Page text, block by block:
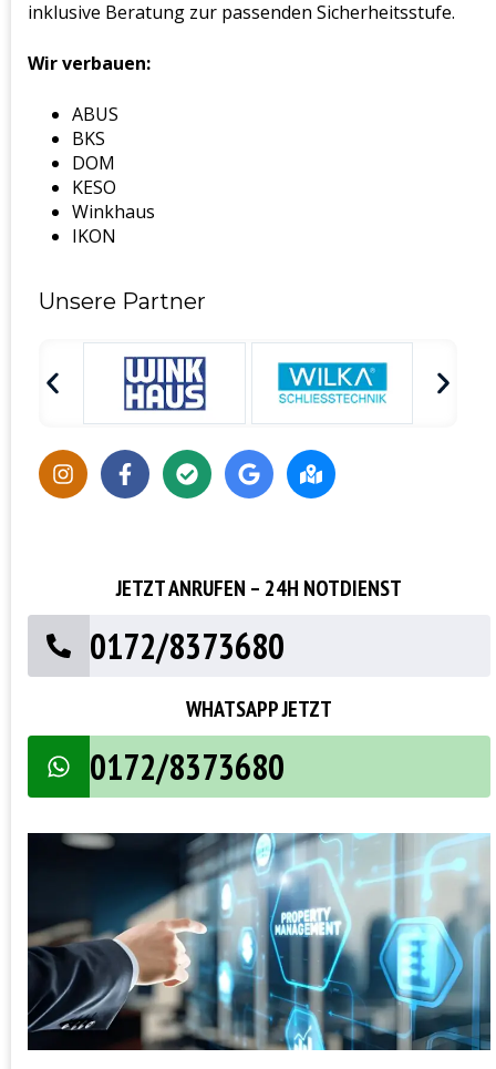
inklusive Beratung zur passenden Sicherheitsstufe.
Wir verbauen:
ABUS
BKS
DOM
KESO
Winkhaus
IKON
Unsere Partner
JETZT ANRUFEN – 24H NOTDIENST
0172/8373680
WHATSAPP JETZT
0172/8373680